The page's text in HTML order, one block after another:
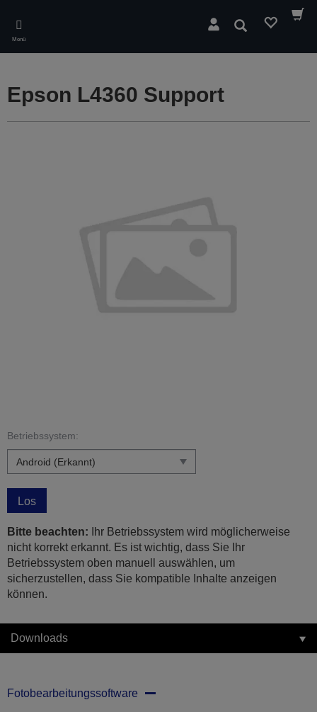
main
content
Menü
Suchen
Epson L4360 Support
Betriebssystem:
Los
Bitte beachten: Ihr Betriebssystem wird möglicherweise
nicht korrekt erkannt. Es ist wichtig, dass Sie Ihr
Betriebssystem oben manuell auswählen, um
sicherzustellen, dass Sie kompatible Inhalte anzeigen
können.
Downloads
Fotobearbeitungssoftware